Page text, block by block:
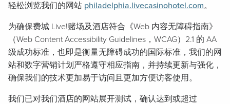
轻松浏览我们的网站 philadelphia.livecasinohotel.com。
为确保费城 Live!赌场及酒店符合《Web 内容无障碍指南》
（Web Content Accessibility Guidelines，WCAG）2.1 的 AA
级成功标准，也即是衡量无障碍成功的国际标准，我们的网
站和数字营销计划严格遵守相应指南，并持续更新与强化，
确保我们的技术更加易于访问且更加方便访客使用。
我们已对我们酒店的网站展开测试，确认达到或超过